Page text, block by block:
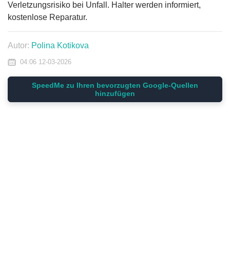
Verletzungsrisiko bei Unfall. Halter werden informiert,
kostenlose Reparatur.
Autor: Polina Kotikova
04:06 12-03-2026
SpeedMe zu Ihren bevorzugten Google-Quellen
hinzufügen